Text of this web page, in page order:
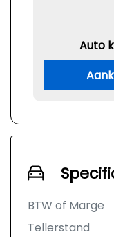
Auto
BTW of Marge
Tellerstand